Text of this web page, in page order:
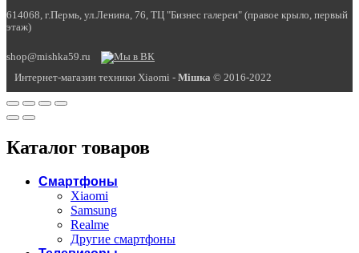
614068, г.Пермь, ул.Ленина, 76, ТЦ "Бизнес галереи" (правое крыло, первый
этаж)
shop@mishka59.ru
Интернет-магазин техники Xiaomi - Miшка © 2016-2022
Каталог товаров
Смартфоны
Xiaomi
Samsung
Realme
Другие смартфоны